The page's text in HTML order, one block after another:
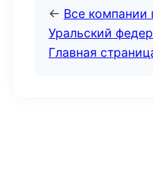
← Все компании
Уральский
Главная